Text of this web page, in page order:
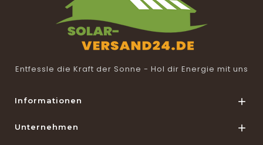
Entfessle die Kraft der Sonne - Hol dir Energie mit uns
Informationen 
Unternehmen 